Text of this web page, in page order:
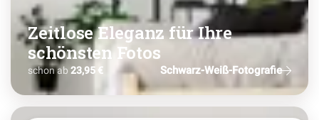
Zeitlose Eleganz für Ihre
schönsten Fotos
schon ab 23,95 € Schwarz-Weiß-Fotografie